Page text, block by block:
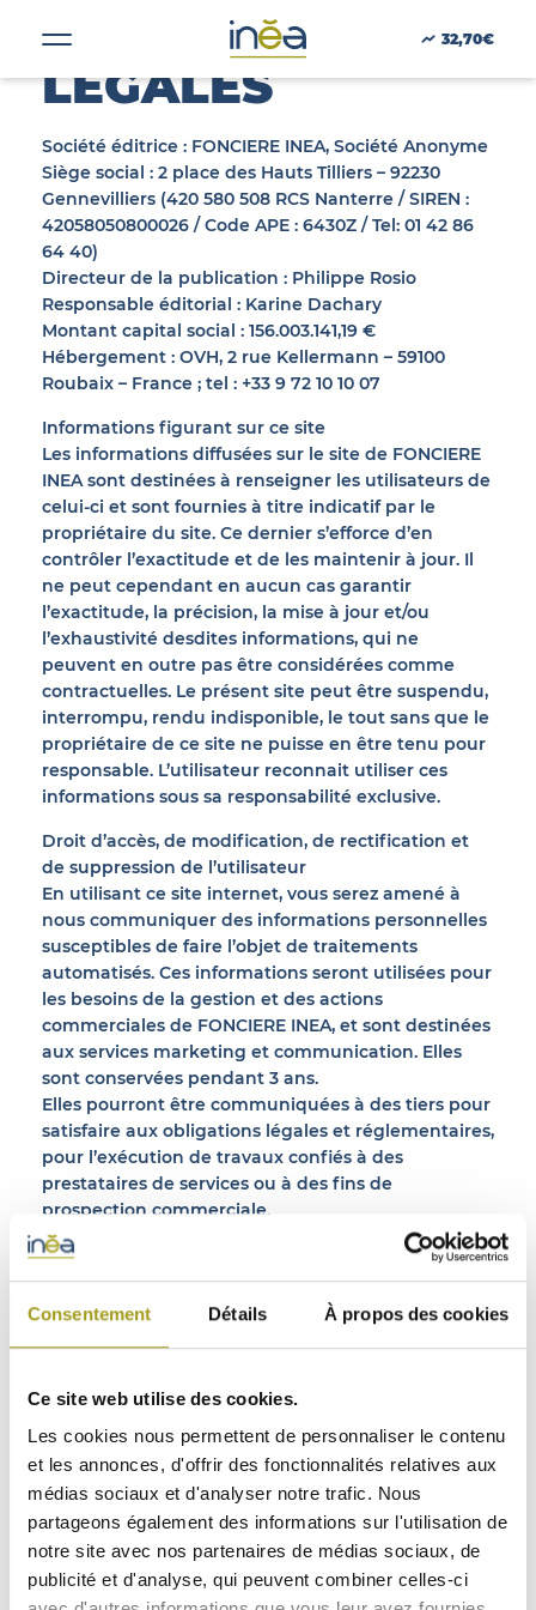
Consentement Détails À propos des cookies
Ce site web utilise des cookies.
Les cookies nous permettent de personnaliser le contenu
et les annonces, d'offrir des fonctionnalités relatives aux
médias sociaux et d'analyser notre trafic. Nous
partageons également des informations sur l'utilisation de
notre site avec nos partenaires de médias sociaux, de
publicité et d'analyse, qui peuvent combiner celles-ci
32,70€
ACTUS
PRESSE
INVESTISSEURS
PORTE-DOCUMENTS
GREEN BUILDING
RÉGIONS
ACTIFS
CONTACT
MENTIONS
LÉGALES
Société éditrice : FONCIERE INEA, Société Anonyme
Siège social : 2 place des Hauts Tilliers – 92230
Gennevilliers (420 580 508 RCS Nanterre / SIREN :
42058050800026 / Code APE : 6430Z / Tel: 01 42 86
64 40)
Directeur de la publication : Philippe Rosio
Responsable éditorial : Karine Dachary
Montant capital social : 156.003.141,19 €
Hébergement : OVH, 2 rue Kellermann – 59100
Roubaix – France ; tel : +33 9 72 10 10 07
Informations figurant sur ce site
Les informations diffusées sur le site de FONCIERE
INEA sont destinées à renseigner les utilisateurs de
celui-ci et sont fournies à titre indicatif par le
propriétaire du site. Ce dernier s’efforce d’en
contrôler l’exactitude et de les maintenir à jour. Il
ne peut cependant en aucun cas garantir
l’exactitude, la précision, la mise à jour et/ou
l’exhaustivité desdites informations, qui ne
peuvent en outre pas être considérées comme
contractuelles. Le présent site peut être suspendu,
interrompu, rendu indisponible, le tout sans que le
propriétaire de ce site ne puisse en être tenu pour
responsable. L’utilisateur reconnait utiliser ces
informations sous sa responsabilité exclusive.
Droit d’accès, de modification, de rectification et
de suppression de l’utilisateur
En utilisant ce site internet, vous serez amené à
nous communiquer des informations personnelles
susceptibles de faire l’objet de traitements
automatisés. Ces informations seront utilisées pour
les besoins de la gestion et des actions
commerciales de FONCIERE INEA, et sont destinées
aux services marketing et communication. Elles
sont conservées pendant 3 ans.
Elles pourront être communiquées à des tiers pour
satisfaire aux obligations légales et réglementaires,
pour l’exécution de travaux confiés à des
prestataires de services ou à des fins de
prospection commerciale.
L’utilisateur de ce site dispose d’un droit d’accès,
de rectification, de mise à jour et de suppression
des données le concernant qui seraient inexactes,
incomplètes, équivoques, périmées ou dont la
collecte, l’utilisation, la communication ou la
» Informatique et Libertés » du 6 janvier 1978
(FONCIERE INEA, 21 avenue de l’Opéra, Paris 75001)
ou en remplissant notre formulaire de contact.
Pour plus d’information sur vos droits, vous pouvez
consulter le sitehttp://www.cnil.fr
Utilisation des « cookies »
Ce site utilise des cookies qui sont des fichiers